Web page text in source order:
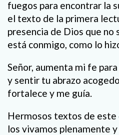
fuegos para encontrar la
el texto de la primera
presencia de Dios que no
está conmigo, como lo
Señor, aumenta mi fe
y sentir tu abrazo
fortalece y me guía.
Hermosos textos de este
los vivamos plenamente